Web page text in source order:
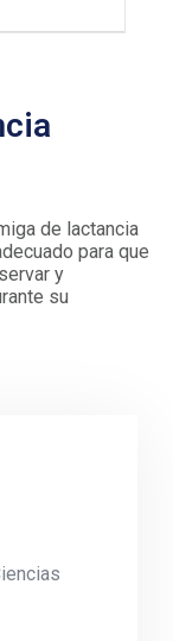
de lactancia
para que
y
su